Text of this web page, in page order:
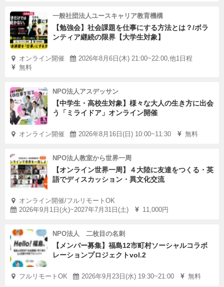
一般社団法人ユースキャリア教育機構
【勉強会】社会課題を仕事にする方法とは？/ボラ
ンティア継続の限界【大学生対象】
オンライン開催
2026年8月6日(木) 21:00~22:00,他1日程
無料
NPO法人アスデッサン
【中学生・高校生対象】様々な大人の生き方に出会
う「ミライドア」オンライン開催
オンライン開催 2026年8月16日(日) 10:00~11:30 無料
NPO法人教室から世界一周
【オンライン世界一周】４大陸に友達をつくる・英
語でディスカッション・異文化交流
オンライン開催/フルリモートOK
2026年9月1日(火)~2027年7月31日(土)
11,000円
NPO法人 二枚目の名刺
【メンバー募集】福島12市町村ソーシャルコラボ
レーションプロジェクトvol.2
フルリモートOK 2026年9月23日(水) 19:30~21:00 無料